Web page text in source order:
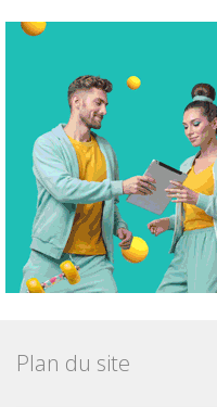
Plan du site